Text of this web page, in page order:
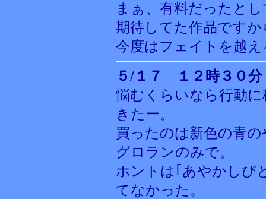
まぁ、有料だったと
期待してた作品ですか
今度はフェイトを越
５/１７ １２時３０分
悩むくらいなら行動
きたー。
買ったのは新色の青
グロランのみで。
ホントは｢あやかしび
てなかった。